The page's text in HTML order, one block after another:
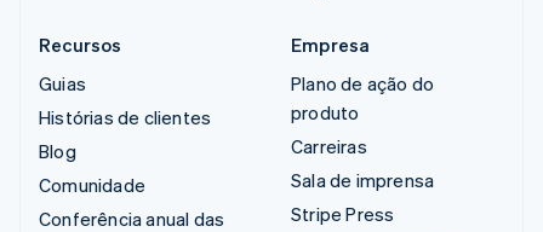
Recursos
Guias
Histórias de clientes
Blog
Comunidade
Conferência anual das
Empresa
Plano de ação do
produto
Carreiras
Sala de imprensa
Stripe Press